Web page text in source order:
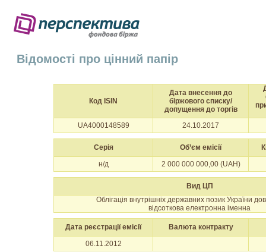
Відомості про цінний папір
Код ISIN
Дата внесення до
біржового списку/
допущення до торгів
UA4000148589 24.10.2017
Серія Об’єм емісії
н/д
2 000 000 000,00 (UAH)
Вид ЦП
Облігація внутрішніх державних позик України
відсоткова електронна іменна
Дата реєстрації емісії
Валюта контракту
06.11.2012